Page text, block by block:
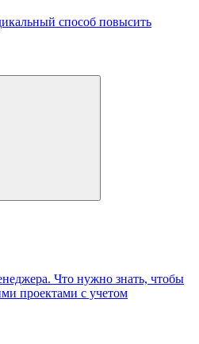
способ повысить
Что нужно знать, чтобы
проектами с учетом